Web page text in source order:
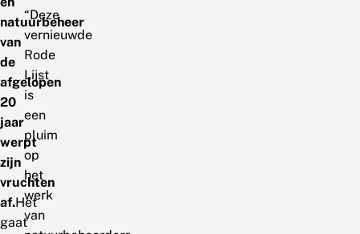
natuurbeheer
van
de
afgelopen
20
jaar
werpt
zijn
vruchten
af.Het
gaat
“Deze
vernieuwde
Rode
Lijst
is
een
pluim
op
het
werk
van